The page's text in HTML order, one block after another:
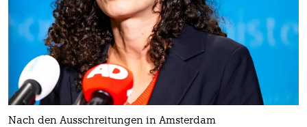
Nach den Ausschreitungen in Amsterdam